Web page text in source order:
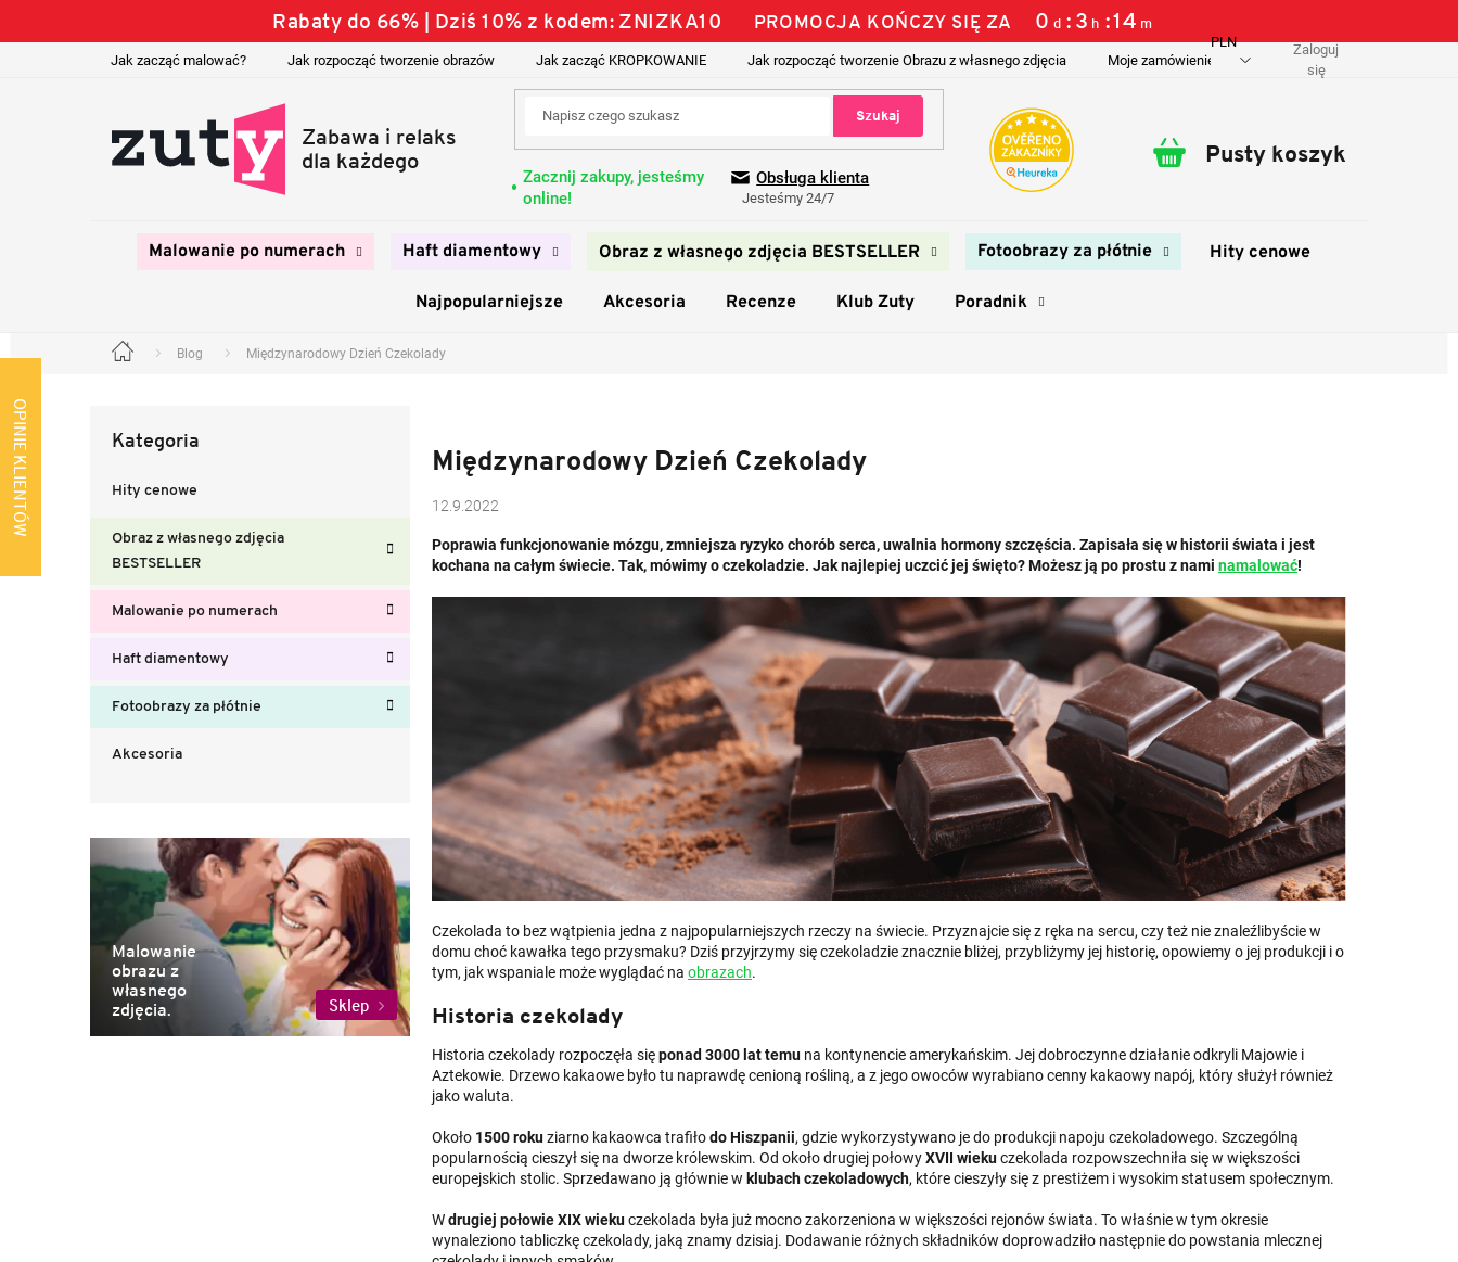
OPINIE KLIENTÓW
Rabaty do 66% | Dziś 10% z kodem: ZNIZKA10 PROMOCJA KOŃCZY SIĘ ZA 0 d 3 h 14 m
Jak zacząć malować? Jak rozpocząć tworzenie obrazów Jak zacząć KROPKOWANIE Jak rozpocząć tworzenie Obrazu z własnego zdjęcia Moje zamówienie Dostawa i płatność
PLN
Zaloguj
się
Szukaj
Zacznij zakupy, jesteśmy
online!
Obsługa klienta
Jesteśmy 24/7
Koszyk
Pusty koszyk
Malowanie po numerach Haft diamentowy Obraz z własnego zdjęcia BESTSELLER Fotoobrazy za płótnie Hity cenowe
Najpopularniejsze Akcesoria Recenze Klub Zuty Poradnik
Home Blog Międzynarodowy Dzień Czekolady
kategorie
Kategoria
Hity cenowe
Obraz z własnego zdjęcia
BESTSELLER
Malowanie po numerach
Haft diamentowy
Fotoobrazy za płótnie
Akcesoria
Malowanie
obrazu z
własnego
zdjęcia.
Sklep
Międzynarodowy Dzień Czekolady
12.9.2022
Poprawia funkcjonowanie mózgu, zmniejsza ryzyko chorób serca, uwalnia hormony szczęścia. Zapisała się w historii świata i jest
kochana na całym świecie. Tak, mówimy o czekoladzie. Jak najlepiej uczcić jej święto? Możesz ją po prostu z nami namalować!
Czekolada to bez wątpienia jedna z najpopularniejszych rzeczy na świecie. Przyznajcie się z ręka na sercu, czy też nie znaleźlibyście w
domu choć kawałka tego przysmaku? Dziś przyjrzymy się czekoladzie znacznie bliżej, przybliżymy jej historię, opowiemy o jej produkcji i o
tym, jak wspaniale może wyglądać na obrazach.
Historia czekolady
Historia czekolady rozpoczęła sięponad 3000 lat temu na kontynencie amerykańskim. Jej dobroczynne działanie odkryli Majowie i
Aztekowie. Drzewo kakaowe było tu naprawdę cenioną rośliną, a z jego owoców wyrabiano cenny kakaowy napój, który służył również
jako waluta.
Około 1500 rokuziarno kakaowca trafiłodo Hiszpanii, gdzie wykorzystywano je do produkcji napoju czekoladowego. Szczególną
popularnością cieszył się na dworze królewskim. Od około drugiej połowyXVII wiekuczekolada rozpowszechniła się w większości
europejskich stolic. Sprzedawano ją głównie w klubach czekoladowych, które cieszyły się z prestiżem i wysokim statusem społecznym.
Wdrugiej połowie XIX wiekuczekolada była już mocno zakorzeniona w większości rejonów świata. To właśnie w tym okresie
wynaleziono tabliczkę czekolady, jaką znamy dzisiaj. Dodawanie różnych składników doprowadziło następnie do powstania mlecznej